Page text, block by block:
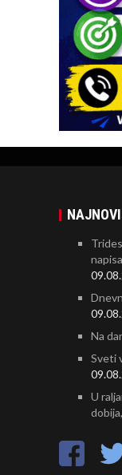
Na
Sveti
U